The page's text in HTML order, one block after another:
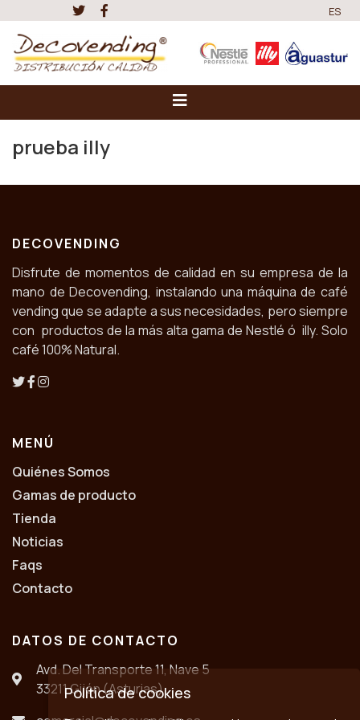
ES
prueba illy
DECOVENDING
Disfrute de momentos de calidad en su empresa de la
mano de Decovending, instalando una máquina de café
vending que se adapte a sus necesidades, pero siempre
con productos de la más alta gama de Nestlé ó illy. Solo
café 100% Natural.
MENÚ
Quiénes Somos
Gamas de producto
Tienda
Noticias
Faqs
Contacto
DATOS DE CONTACTO
Avd. Del Transporte 11, Nave 5
33211 Gijón (Asturias)
Política de cookies